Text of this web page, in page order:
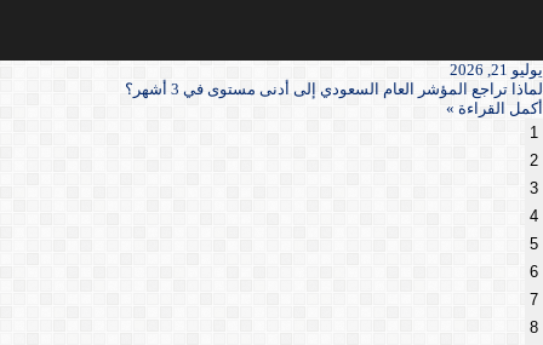
يوليو 21, 2026
لماذا تراجع المؤشر العام السعودي إلى أدنى مستوى في 3 أشهر؟
أكمل القراءة »
1
2
3
4
5
6
7
8